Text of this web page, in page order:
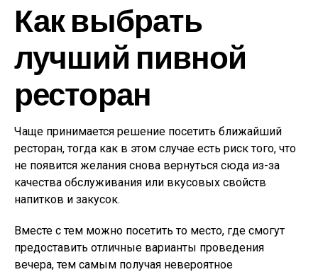
Как выбрать
лучший пивной
ресторан
Чаще принимается решение посетить ближайший
ресторан, тогда как в этом случае есть риск того, что
не появится желания снова вернуться сюда из-за
качества обслуживания или вкусовых свойств
напитков и закусок.
Вместе с тем можно посетить то место, где смогут
предоставить отличные варианты проведения
вечера, тем самым получая невероятное